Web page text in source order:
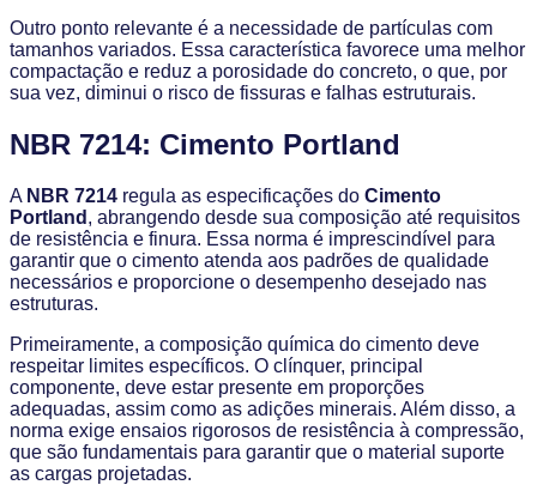
Outro ponto relevante é a necessidade de partículas com
tamanhos variados. Essa característica favorece uma melhor
compactação e reduz a porosidade do concreto, o que, por
sua vez, diminui o risco de fissuras e falhas estruturais.
NBR 7214: Cimento Portland
A NBR 7214 regula as especificações do Cimento
Portland , abrangendo desde sua composição até requisitos
de resistência e finura. Essa norma é imprescindível para
garantir que o cimento atenda aos padrões de qualidade
necessários e proporcione o desempenho desejado nas
estruturas.
Primeiramente, a composição química do cimento deve
respeitar limites específicos. O clínquer, principal
componente, deve estar presente em proporções
adequadas, assim como as adições minerais. Além disso, a
norma exige ensaios rigorosos de resistência à compressão,
que são fundamentais para garantir que o material suporte
as cargas projetadas.